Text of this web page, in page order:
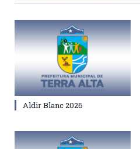
Aldir Blanc 2026